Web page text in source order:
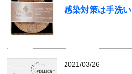
感染対策は手洗い
2021/03/26